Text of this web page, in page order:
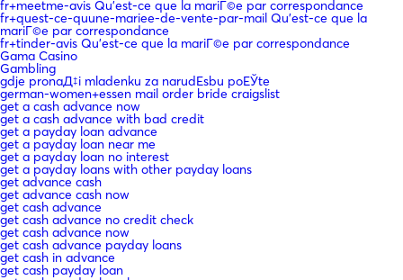
fr+meetme-avis Qu'est-ce que la mariГ©e par correspondance
fr+quest-ce-quune-mariee-de-vente-par-mail Qu'est-ce que la
mariГ©e par correspondance
fr+tinder-avis Qu'est-ce que la mariГ©e par correspondance
Gama Casino
Gambling
gdje pronaД‡i mladenku za narudЕѕbu poЕЎte
german-women+essen mail order bride craigslist
get a cash advance now
get a cash advance with bad credit
get a payday loan advance
get a payday loan near me
get a payday loan no interest
get a payday loans with other payday loans
get advance cash
get advance cash now
get cash advance
get cash advance no credit check
get cash advance now
get cash advance payday loans
get cash in advance
get cash payday loan